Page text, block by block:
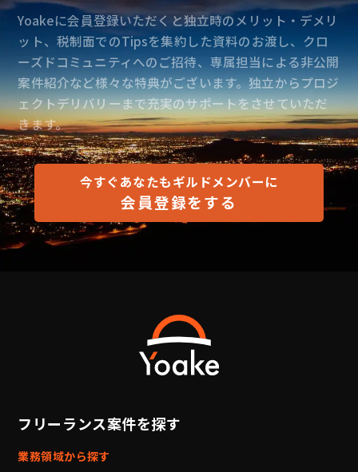
Yoakeに会員登録いただくと独立時のメリット・デメリ
ット、税制面でのTipsを集約した資料のお渡し、クロ
ーズドコミュニティへのご招待、専属担当による非公開
案件紹介など様々な特典がございます。独立からプロジ
ェクトデリバリーまで充実のサポートをさせていただ
きます。
今すぐあなたもギルドメンバーに
会員登録をする
フリーランス案件を探す
業務領域から探す